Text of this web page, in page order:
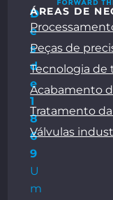
D
e
s
d
e
1
8
6
9
U
m
ÁREAS DE
Peças de
Tecnologia de
Acabamento
Tratamento
Válvulas